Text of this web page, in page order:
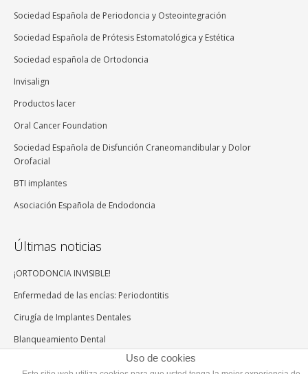
Sociedad Española de Periodoncia y Osteointegración
Sociedad Española de Prótesis Estomatológica y Estética
Sociedad española de Ortodoncia
Invisalign
Productos lacer
Oral Cancer Foundation
Sociedad Española de Disfunción Craneomandibular y Dolor
Orofacial
BTI implantes
Asociación Española de Endodoncia
Últimas noticias
¡ORTODONCIA INVISIBLE!
Enfermedad de las encías: Periodontitis
Cirugía de Implantes Dentales
Blanqueamiento Dental
Uso de cookies